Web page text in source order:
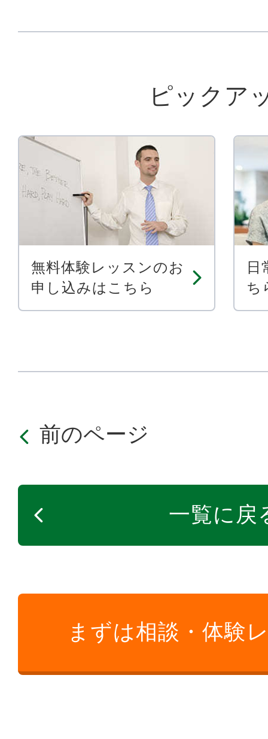
ピックア
無料体験レッスンのお
申し込みはこちら
日
ち
前のページ
一覧に戻
まずは相談・体験